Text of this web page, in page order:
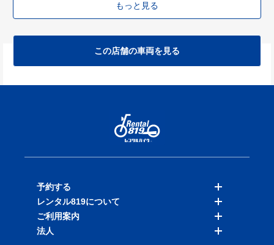
もっと見る
この店舗の車両を見る
予約する
バイクを探す
店舗を探す
レンタル819について
料金表
ご利用案内
法人